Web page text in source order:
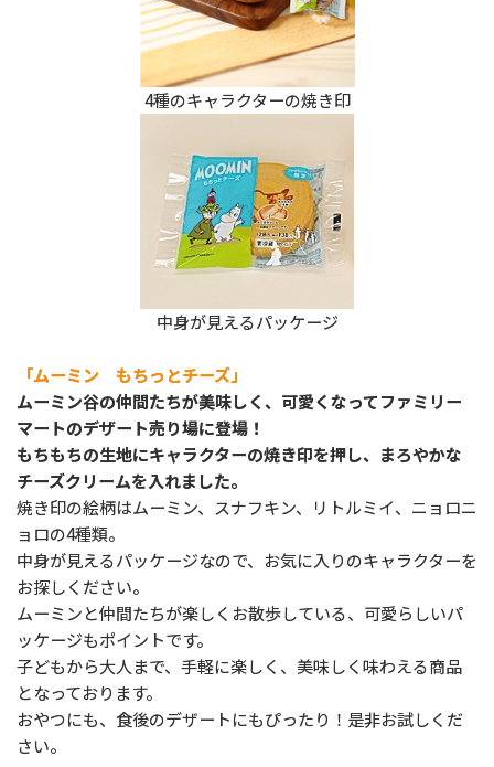
4種のキャラクターの焼き印
中身が見えるパッケージ
「ムーミン もちっとチーズ」
ムーミン谷の仲間たちが美味しく、可愛くなってファミリー
マートのデザート売り場に登場！
もちもちの生地にキャラクターの焼き印を押し、まろやかな
チーズクリームを入れました。
焼き印の絵柄はムーミン、スナフキン、リトルミイ、ニョロニ
ョロの4種類。
中身が見えるパッケージなので、お気に入りのキャラクターを
お探しください。
ムーミンと仲間たちが楽しくお散歩している、可愛らしいパ
ッケージもポイントです。
子どもから大人まで、手軽に楽しく、美味しく味わえる商品
となっております。
おやつにも、食後のデザートにもぴったり！是非お試しくだ
さい。